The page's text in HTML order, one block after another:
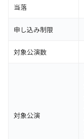
当落
申し込み制限
対象公演数
対象公演